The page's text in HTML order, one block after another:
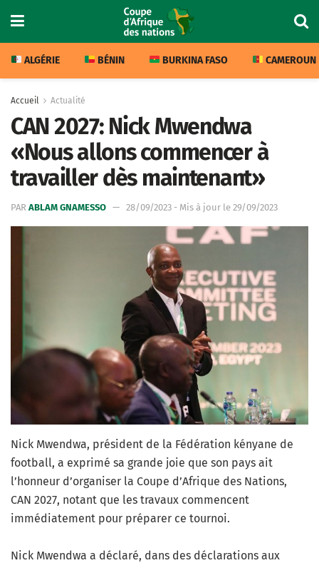
ALGÉRIE BÉNIN BURKINA FASO CAMEROUN
Accueil Actualité
CAN 2027: Nick Mwendwa
«Nous allons commencer à
travailler dès maintenant»
PAR ABLAM GNAMESSO 28/09/2023 - Mis à jour le 29/09/2023
Nick Mwendwa, président de la Fédération kényane de
football, a exprimé sa grande joie que son pays ait
l’honneur d’organiser la Coupe d’Afrique des Nations,
CAN 2027, notant que les travaux commencent
immédiatement pour préparer ce tournoi.
Nick Mwendwa a déclaré, dans des déclarations aux